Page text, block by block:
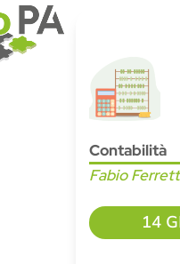
Contabilità
Fabio
14